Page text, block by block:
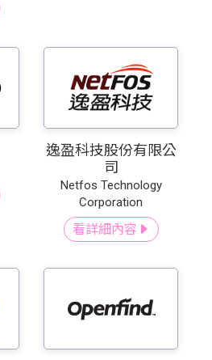
逸盈科技股份有限公
司
Netfos Technology
Corporation
看詳細內容